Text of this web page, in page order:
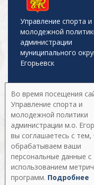
Управление спорта и
молодежной
администрации
муниципального
Егорьевск
Главная
Управление
Все
Во время посещения
Управление спорта и
молодежной политики
администрации м.о.
вы соглашаетесь с
обрабатываем ваши
персональные данные с
использованием
программ. Подробнее